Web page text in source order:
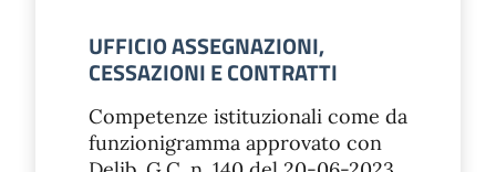
UFFICIO ASSEGNAZIONI,
CESSAZIONI E CONTRATTI
Competenze istituzionali come da
funzionigramma approvato con